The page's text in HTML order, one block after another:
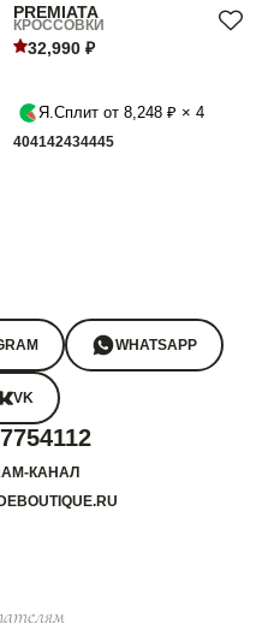
PREMIATA
КРОССОВКИ
32,990 ₽
Я.Сплит от 8,248 ₽ × 4
404142434445
WHATSAPP
VK
КАНАЛ